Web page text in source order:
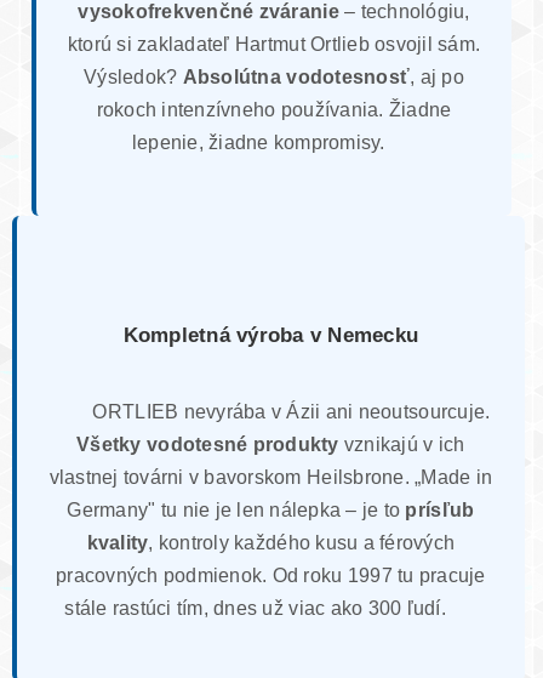
vysokofrekvenčné zváranie– technológiu,
ktorú si zakladateľ Hartmut Ortlieb osvojil sám.
Výsledok? Absolútna vodotesnosť, aj po
rokoch intenzívneho používania. Žiadne
lepenie, žiadne kompromisy.
Kompletná výroba v Nemecku
ORTLIEB nevyrába v Ázii ani neoutsourcuje.
Všetky vodotesné produkty vznikajú v ich
vlastnej továrni v bavorskom Heilsbrone. „Made in
Germany" tu nie je len nálepka – je to prísľub
kvality, kontroly každého kusu a férových
pracovných podmienok. Od roku 1997 tu pracuje
stále rastúci tím, dnes už viac ako 300 ľudí.